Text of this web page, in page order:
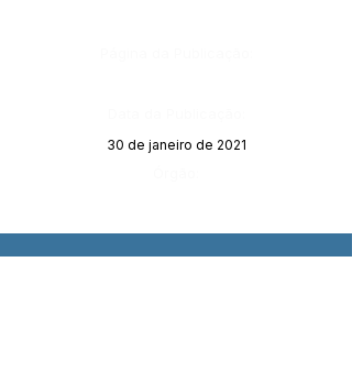
30 de janeiro de 2021